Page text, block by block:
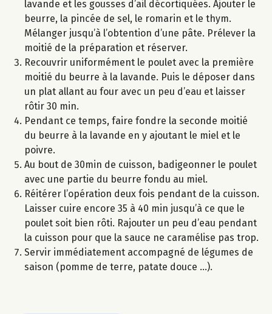
lavande et les gousses d’ail décortiquées. Ajouter le
beurre, la pincée de sel, le romarin et le thym.
Mélanger jusqu’à l’obtention d’une pâte. Prélever la
moitié de la préparation et réserver.
Recouvrir uniformément le poulet avec la première
moitié du beurre à la lavande. Puis le déposer dans
un plat allant au four avec un peu d’eau et laisser
rôtir 30 min.
Pendant ce temps, faire fondre la seconde moitié
du beurre à la lavande en y ajoutant le miel et le
poivre.
Au bout de 30min de cuisson, badigeonner le poulet
avec une partie du beurre fondu au miel.
Réitérer l’opération deux fois pendant de la cuisson.
Laisser cuire encore 35 à 40 min jusqu’à ce que le
poulet soit bien rôti. Rajouter un peu d’eau pendant
la cuisson pour que la sauce ne caramélise pas trop.
Servir immédiatement accompagné de légumes de
saison (pomme de terre, patate douce …).